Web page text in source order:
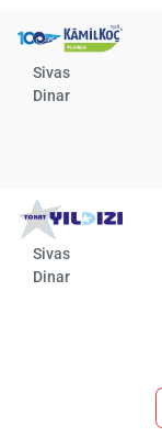
Sivas
Dinar
Sivas
Dinar